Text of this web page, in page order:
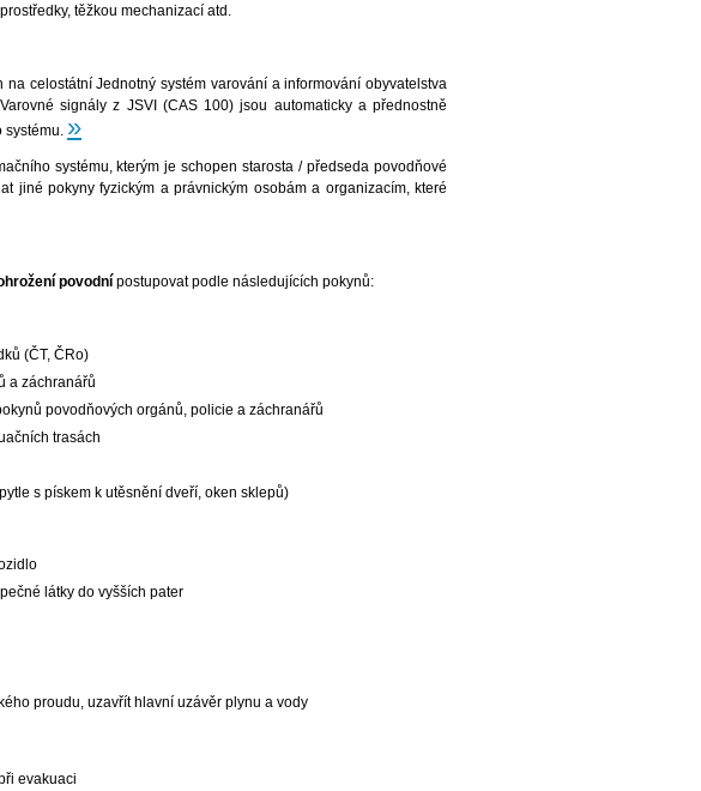
těžkou mechanizací atd.
celostátní Jednotný systém varování a informování obyvatelstva
signály z JSVI (CAS 100) jsou automaticky a přednostně
»
systému, kterým je schopen starosta / předseda povodňové
jiné pokyny fyzickým a právnickým osobám a organizacím, které
povodní postupovat podle následujících pokynů:
(ČT, ČRo)
a záchranářů
povodňových orgánů, policie a záchranářů
trasách
s pískem k utěsnění dveří, oken sklepů)
látky do vyšších pater
proudu, uzavřít hlavní uzávěr plynu a vody
evakuaci